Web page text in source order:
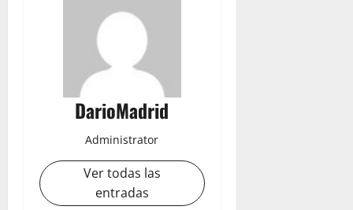
DarioMadrid
Administrator
Ver todas las
entradas